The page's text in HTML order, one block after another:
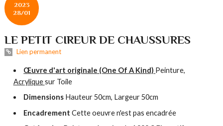
2023
28/01
LE PETIT CIREUR DE CHAUSSURES
Lien permanent
Œuvre d'art originale (One Of A Kind) Peinture,
Acryliquesur Toile
Dimensions Hauteur 50cm, Largeur 50cm
Encadrement Cette oeuvre n'est pas encadrée